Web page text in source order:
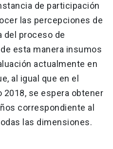
de participación
las percepciones de
del proceso de
esta manera insumos
actualmente en
al igual que en el
2018, se espera obtener
correspondiente al
las dimensiones.